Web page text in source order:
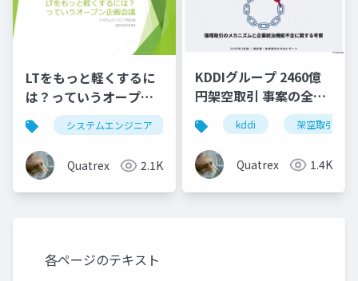
LTをもっと軽くするに
は？っていうオープン
企画会議システムエンジニア lt
Quatrex 2.1K
KDDIグループ 2460億
円架空取引 事案の全容
分析
kddi 架空取引
Quatrex 1.4K
各ページのテキスト